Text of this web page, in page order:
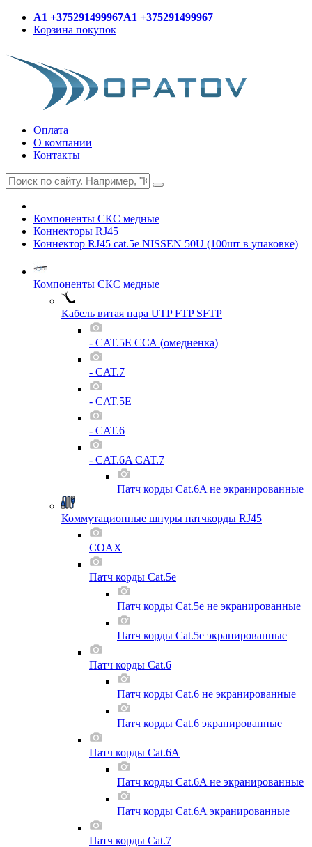
A1 +375291499967A1 +375291499967
Корзина покупок
Оплата
О компании
Контакты
Компоненты СКС медные
Коннекторы RJ45
Коннектор RJ45 cat.5e NISSEN 50U (100шт в упаковке)
Компоненты СКС медные
Кабель витая пара UTP FTP SFTP
- CAT.5E ССА (омедненка)
- CAT.7
- CAT.5E
- CAT.6
- CAT.6A CAT.7
Патч корды Cat.6A не экранированные
Коммутационные шнуры патчкорды RJ45
COAX
Патч корды Cat.5e
Патч корды Cat.5e не экранированные
Патч корды Cat.5e экранированные
Патч корды Cat.6
Патч корды Cat.6 не экранированные
Патч корды Cat.6 экранированные
Патч корды Cat.6A
Патч корды Cat.6A не экранированные
Патч корды Cat.6A экранированные
Патч корды Cat.7